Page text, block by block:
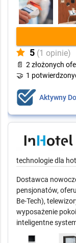
5 (1 opinie)
📄 2 złożonych
🤝 1
Aktywny
technologie dla
Dostawca
pensjonatów,
Be-Tech),
wyposażenie
inteligentne